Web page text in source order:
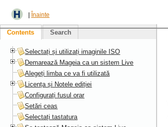
Înainte
Contents Search
Selectați și utilizați imaginile ISO
Demarează Mageia ca un sistem Live
Alegeți limba ce va fi utilizată
Licența și Notele ediției
Configurați fusul orar
Setări ceas
Selectați tastatura